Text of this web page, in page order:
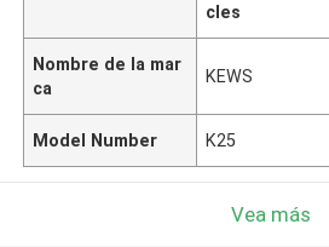
cles
Nombre de la mar
ca
KEWS
Model Number K25
Vea más